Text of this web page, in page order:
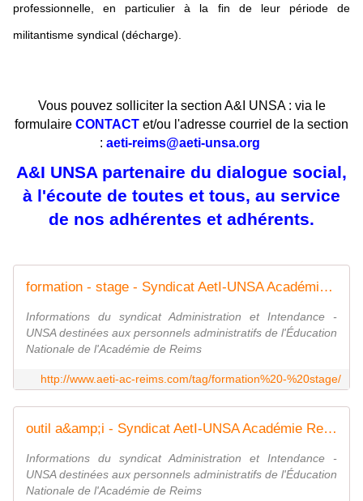
professionnelle, en particulier à la fin de leur période de
militantisme syndical (décharge).
Vous pouvez solliciter la section A&I UNSA : via le
formulaire CONTACT et/ou l'adresse courriel de la section
: aeti-reims@aeti-unsa.org
A&I UNSA partenaire du dialogue social,
à l'écoute de toutes et tous, au service
de nos adhérentes et adhérents.
formation - stage - Syndicat AetI-UNSA Académie Reims
Informations du syndicat Administration et Intendance -
UNSA destinées aux personnels administratifs de l'Éducation
Nationale de l'Académie de Reims
http://www.aeti-ac-reims.com/tag/formation%20-%20stage/
outil a&amp;i - Syndicat AetI-UNSA Académie Reims
Informations du syndicat Administration et Intendance -
UNSA destinées aux personnels administratifs de l'Éducation
Nationale de l'Académie de Reims